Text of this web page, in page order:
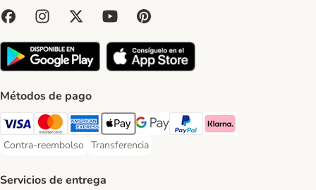
Métodos de pago
Visa Payment Method
Mastercard Payment Method
American Express Payment Method
Apple Pay Payment Method
Google Pay Payment Method
PayPal Payment Method
Klarna Payment Method
Contra-reembolso
Contra-reembolso Payment Method
Transferencia
Transferencia Payment Method
Servicios de entrega